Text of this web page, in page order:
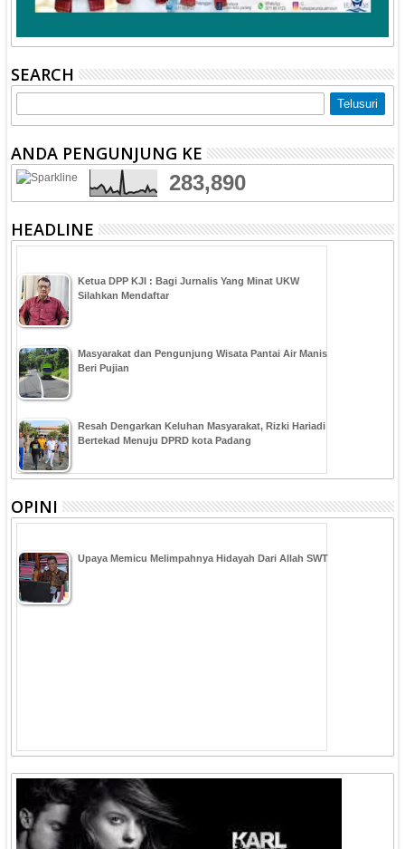
SEARCH
ANDA PENGUNJUNG KE
283,890
HEADLINE
Ketua DPP KJI : Bagi Jurnalis Yang Minat UKW
Silahkan Mendaftar
Masyarakat dan Pengunjung Wisata Pantai Air Manis
Beri Pujian
Resah Dengarkan Keluhan Masyarakat, Rizki Hariadi
Bertekad Menuju DPRD kota Padang
OPINI
Upaya Memicu Melimpahnya Hidayah Dari Allah SWT